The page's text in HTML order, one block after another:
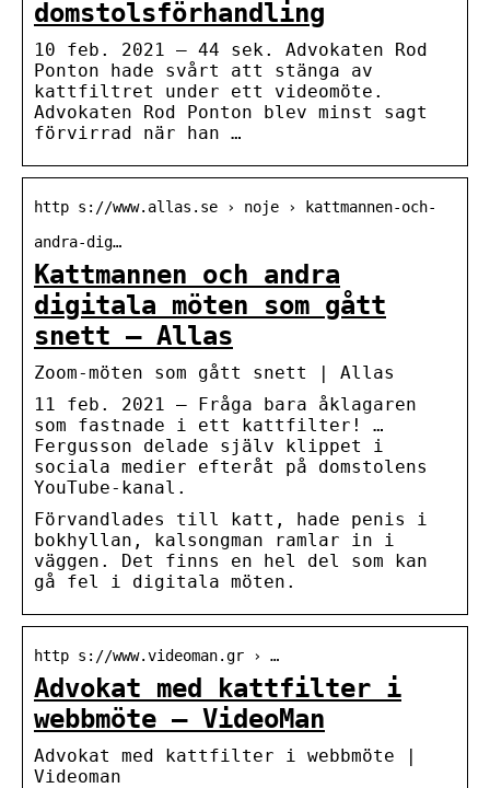
domstolsförhandling
10 feb. 2021 — 44 sek. Advokaten Rod
Ponton hade svårt att stänga av
kattfiltret under ett videomöte.
Advokaten Rod Ponton blev minst sagt
förvirrad när han …
http s://www.allas.se › noje › kattmannen-och-
andra-dig…
Kattmannen och andra
digitala möten som gått
snett – Allas
Zoom-möten som gått snett | Allas
11 feb. 2021 — Fråga bara åklagaren
som fastnade i ett kattfilter! …
Fergusson delade själv klippet i
sociala medier efteråt på domstolens
YouTube-kanal.
Förvandlades till katt, hade penis i
bokhyllan, kalsongman ramlar in i
väggen. Det finns en hel del som kan
gå fel i digitala möten.
http s://www.videoman.gr › …
Advokat med kattfilter i
webbmöte – VideoMan
Advokat med kattfilter i webbmöte |
Videoman